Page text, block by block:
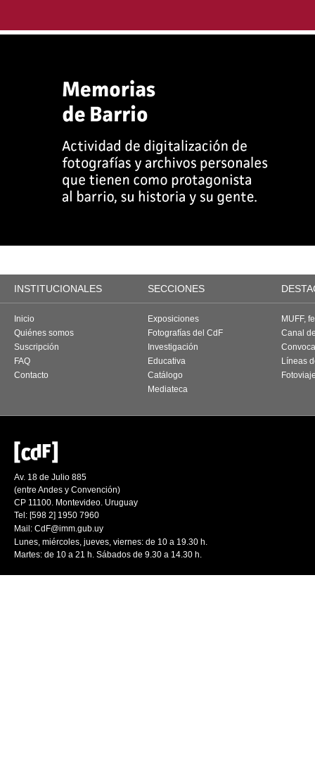
INSTITUCIONALES SECCIONES
Inicio
Quiénes somos
Suscripción
FAQ
Contacto
Exposiciones
Fotografías del CdF
Investigación
Educativa
Catálogo
Mediateca
MUFF,
Canal
Líneas
Av. 18 de Julio 885
(entre Andes y Convención)
CP 11100. Montevideo. Uruguay
Tel: [598 2] 1950 7960
Mail: CdF@imm.gub.uy
Lunes, miércoles, jueves, viernes: de 10 a 19.30 h.
Martes: de 10 a 21 h. Sábados de 9.30 a 14.30 h.